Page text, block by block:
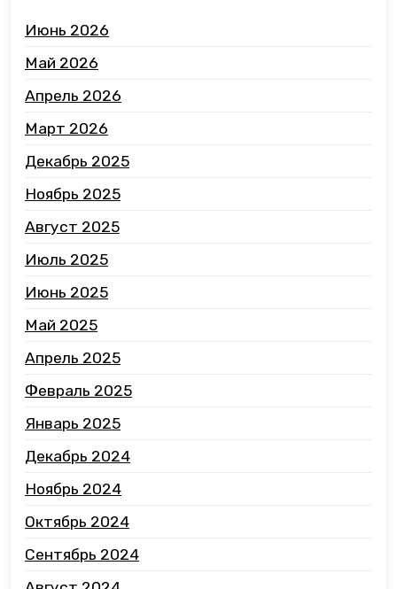
Июнь 2026
Май 2026
Апрель 2026
Март 2026
Декабрь 2025
Ноябрь 2025
Август 2025
Июль 2025
Июнь 2025
Май 2025
Апрель 2025
Февраль 2025
Январь 2025
Декабрь 2024
Ноябрь 2024
Октябрь 2024
Сентябрь 2024